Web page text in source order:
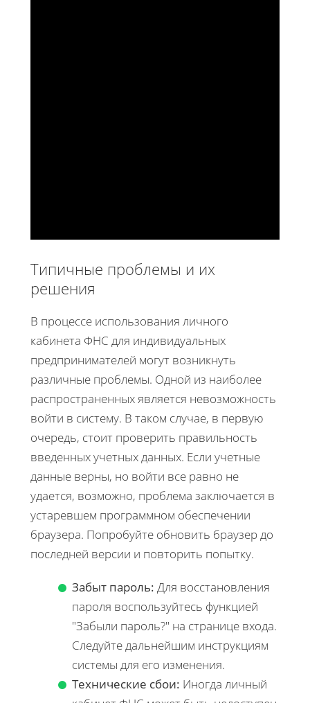
Типичные проблемы и их
решения
В процессе использования личного
кабинета ФНС для индивидуальных
предпринимателей могут возникнуть
различные проблемы. Одной из наиболее
распространенных является невозможность
войти в систему. В таком случае, в первую
очередь, стоит проверить правильность
введенных учетных данных. Если учетные
данные верны, но войти все равно не
удается, возможно, проблема заключается в
устаревшем программном обеспечении
браузера. Попробуйте обновить браузер до
последней версии и повторить попытку.
Забыт пароль: Для восстановления
пароля воспользуйтесь функцией
"Забыли пароль?" на странице входа.
Следуйте дальнейшим инструкциям
системы для его изменения.
Технические сбои: Иногда личный